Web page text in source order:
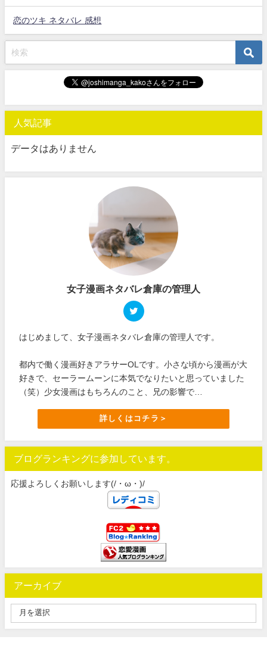
恋のツキ ネタバレ 感想
人気記事
データはありません
女子漫画ネタバレ倉庫の管理人
はじめまして、女子漫画ネタバレ倉庫の管理人です。
都内で働く漫画好きアラサーOLです。小さな頃から漫画が大
好きで、セーラームーンに本気でなりたいと思っていました
（笑）少女漫画はもちろんのこと、兄の影響で…
詳しくはコチラ＞
ブログランキングに参加しています。
応援よろしくお願いします(/・ω・)/
アーカイブ